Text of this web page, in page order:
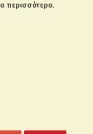
περισσότερα.